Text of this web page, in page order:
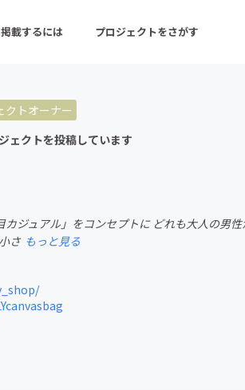
載するには プロジェクトをさがす
着プロジェクト 募集終了が近いプロ
開発 フード・飲食店
Good
クトオーナー
ェクトを投稿しています
カジュアル」をコンセプトに どれも大人の男
さ もっと見る